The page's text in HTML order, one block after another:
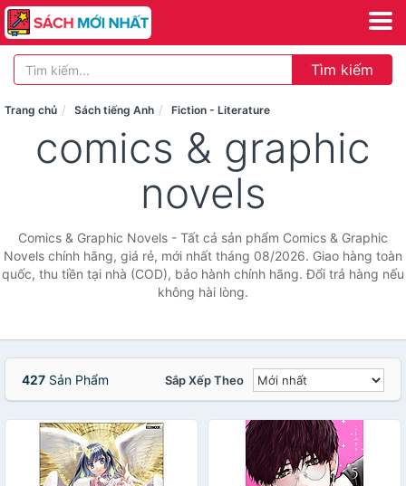
Tìm kiếm
Trang chủ Sách tiếng Anh Fiction - Literature
comics & graphic
novels
Comics & Graphic Novels - Tất cả sản phẩm Comics & Graphic
Novels chính hãng, giá rẻ, mới nhất tháng 08/2026. Giao hàng toàn
quốc, thu tiền tại nhà (COD), bảo hành chính hãng. Đổi trả hàng nếu
không hài lòng.
427 Sản Phẩm Sắp Xếp Theo